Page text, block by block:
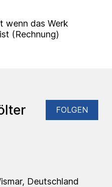
wenn das Werk
(Rechnung)
FOLGEN
Deutschland